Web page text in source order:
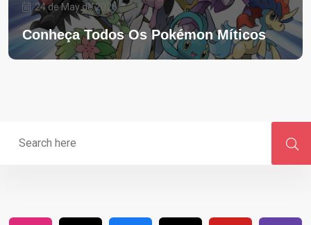
24 de May de 2026
Conheça Todos Os Pokémon Míticos